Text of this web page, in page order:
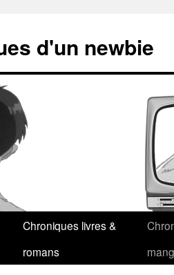
d'un newbie
Chroniques livres &
romans